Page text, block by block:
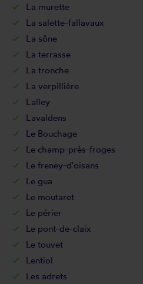
La murette
La salette-fallavaux
La sône
La terrasse
La tronche
La verpillière
Lalley
Lavaldens
Le Bouchage
Le champ-près-froges
Le freney-d'oisans
Le gua
Le moutaret
Le périer
Le pont-de-claix
Le touvet
Lentiol
Les adrets